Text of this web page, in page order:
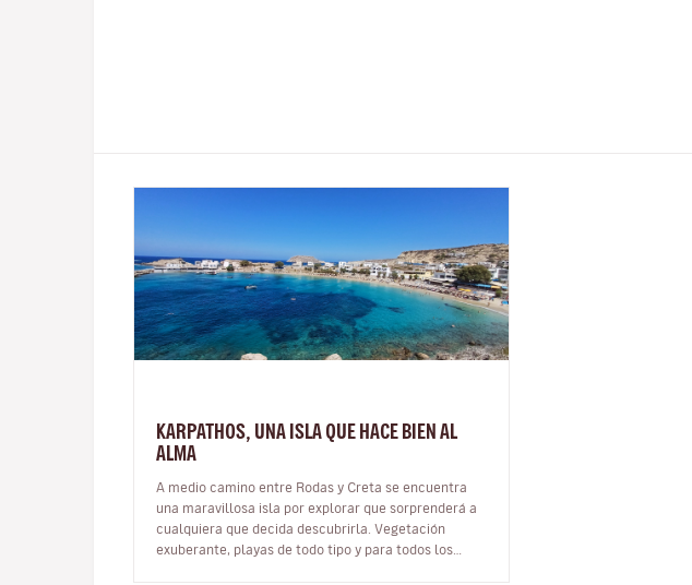
KARPATHOS, UNA ISLA QUE HACE BIEN AL
ALMA
A medio camino entre Rodas y Creta se encuentra
una maravillosa isla por explorar que sorprenderá a
cualquiera que decida descubrirla. Vegetación
exuberante, playas de todo tipo y para todos los